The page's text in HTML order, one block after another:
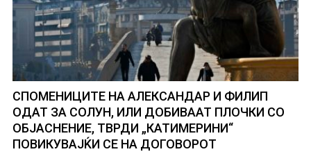
СПОМЕНИЦИТЕ НА АЛЕКСАНДАР И ФИЛИП
ОДАТ ЗА СОЛУН, ИЛИ ДОБИВААТ ПЛОЧКИ СО
ОБЈАСНЕНИЕ, ТВРДИ „КАТИМЕРИНИ“
ПОВИКУВАЈЌИ СЕ НА ДОГОВОРОТ